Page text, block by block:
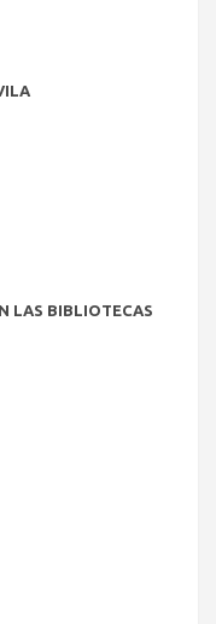
LAS BIBLIOTECAS